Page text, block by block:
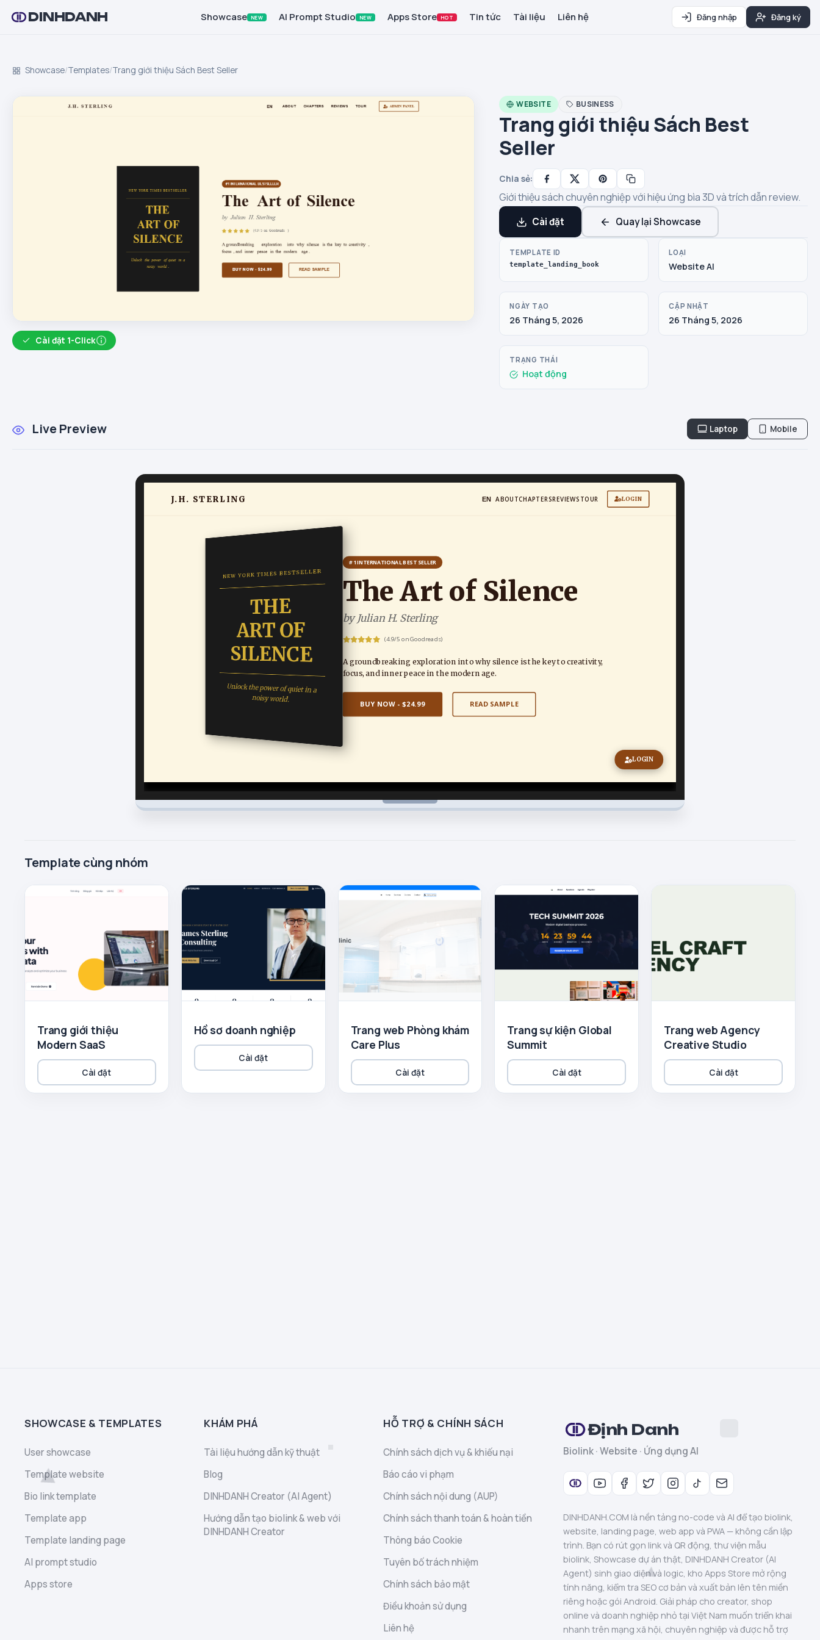
DINHDANH Showcase NEW AI Prompt Studio NEW Apps Store HOT Tin tức Tài liệu Liên hệ Đăng nhập Đăng ký
Showcase/Templates/Trang giới thiệu Sách Best Seller
Cài đặt 1-Click
WEBSITE BUSINESS
Trang giới thiệu Sách Best
Seller
Chia sẻ:
Giới thiệu sách chuyên nghiệp với hiệu ứng bìa 3D và trích dẫn review.
Cài đặt Quay lại Showcase
TEMPLATE ID
template_landing_book
LOẠI
Website AI
NGÀY TẠO
26 Tháng 5, 2026
CẬP NHẬT
26 Tháng 5, 2026
TRẠNG THÁI
Hoạt động
Live Preview Laptop Mobile
Template cùng nhóm
Trang giới thiệu
Modern SaaS
Cài đặt
Hồ sơ doanh nghiệp
Cài đặt
Trang web Phòng khám
Care Plus
Cài đặt
Trang sự kiện Global
Summit
Cài đặt
Trang web Agency
Creative Studio
Cài đặt
SHOWCASE & TEMPLATES
User showcase
Template website
Bio link template
Template app
Template landing page
AI prompt studio
Apps store
KHÁM PHÁ
Tài liệu hướng dẫn kỹ thuật
Blog
DINHDANH Creator (AI Agent)
Hướng dẫn tạo biolink & web với
DINHDANH Creator
HỖ TRỢ & CHÍNH SÁCH
Chính sách dịch vụ & khiếu nại
Báo cáo vi phạm
Chính sách nội dung (AUP)
Chính sách thanh toán & hoàn tiền
Thông báo Cookie
Tuyên bố trách nhiệm
Chính sách bảo mật
Điều khoản sử dụng
Liên hệ
Định Danh
Biolink · Website · Ứng dụng AI
DINHDANH.COM là nền tảng no-code và AI để tạo biolink,
website, landing page, web app và PWA — không cần lập
trình. Bạn có rút gọn link và QR động, thư viện mẫu
biolink, Showcase dự án thật, DINHDANH Creator (AI
Agent) sinh giao diện và logic, kho Apps Store mở rộng
tính năng, kiểm tra SEO cơ bản và xuất bản lên tên miền
riêng hoặc gói Android. Giải pháp cho creator, shop
online và doanh nghiệp nhỏ tại Việt Nam muốn triển khai
nhanh trên mạng xã hội, chuyên nghiệp và được hỗ trợ